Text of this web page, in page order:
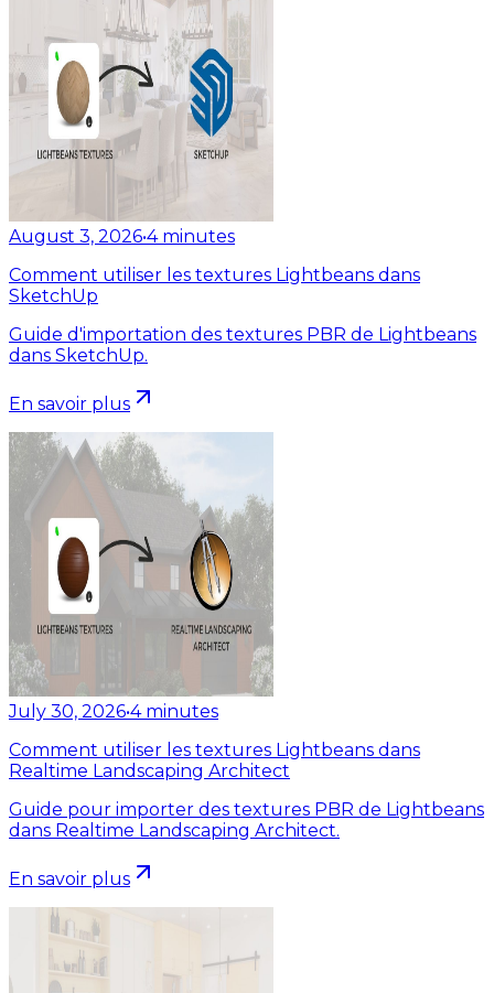
August 3, 2026•4 minutes
Comment utiliser les textures Lightbeans dans
SketchUp
Guide d'importation des textures PBR de Lightbeans
dans SketchUp.
En savoir plus
July 30, 2026•4 minutes
Comment utiliser les textures Lightbeans dans
Realtime Landscaping Architect
Guide pour importer des textures PBR de Lightbeans
dans Realtime Landscaping Architect.
En savoir plus